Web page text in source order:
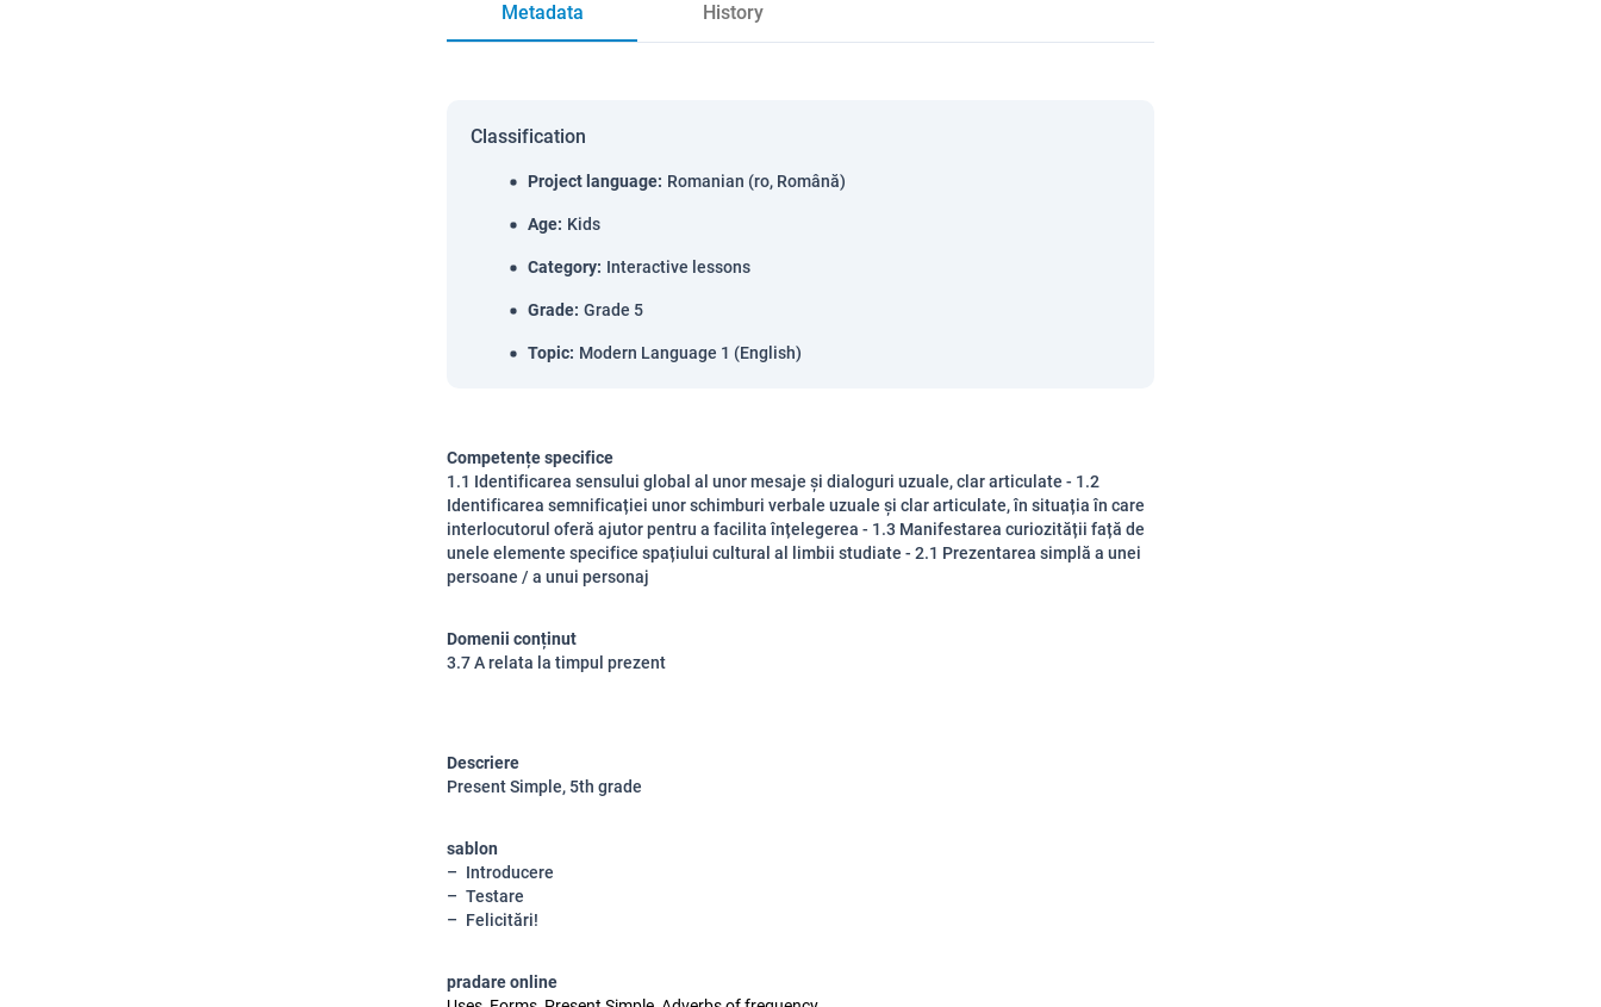
Metadata History
Classification
Project language: Romanian (ro, Română)
Age: Kids
Category: Interactive lessons
Grade: Grade 5
Topic: Modern Language 1 (English)
Competențe specifice
1.1 Identificarea sensului global al unor mesaje și dialoguri uzuale, clar articulate - 1.2
Identificarea semnificației unor schimburi verbale uzuale și clar articulate, în situația în care
interlocutorul oferă ajutor pentru a facilita înțelegerea - 1.3 Manifestarea curiozității față de
unele elemente specifice spațiului cultural al limbii studiate - 2.1 Prezentarea simplă a unei
persoane / a unui personaj
Domenii conținut
3.7 A relata la timpul prezent
Descriere
Present Simple, 5th grade
sablon
Introducere
Testare
Felicitări!
pradare online